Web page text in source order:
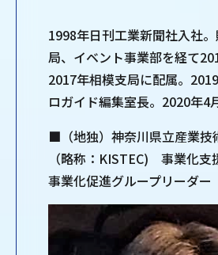
1998年日刊工業新聞社入社
局、イベント事業部を経て
2017年相模支局に配属。
ロガイド編集室長。2020年4
■（地独）神奈川県立産業技
（略称：KISTEC) 事業化支
事業化促進グループリーダ